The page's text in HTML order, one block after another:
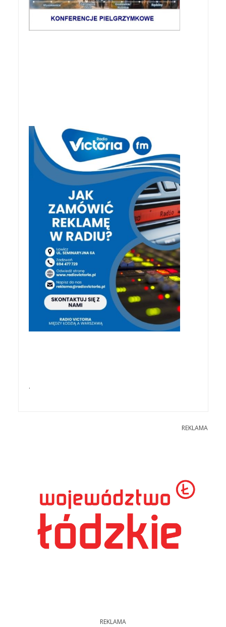
.
REKLAMA
REKLAMA